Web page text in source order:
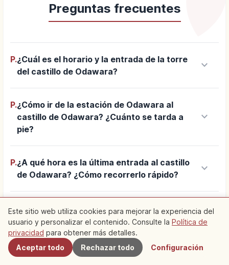
Preguntas frecuentes
P.¿Cuál es el horario y la entrada de la torre
del castillo de Odawara?
keyboard_arrow_down
P.¿Cómo ir de la estación de Odawara al
castillo de Odawara? ¿Cuánto se tarda a
pie?
keyboard_arrow_down
P.¿A qué hora es la última entrada al castillo
de Odawara? ¿Cómo recorrerlo rápido?
keyboard_arrow_down
P.¿Cuáles son los imprescindibles del castillo
de Odawara? ¿Cómo son las vistas desde la
torre?
keyboard_arrow_down
Cercanos
Este sitio web utiliza cookies para mejorar la experiencia del
usuario y personalizar el contenido. Consulte la Política de
privacidad para obtener más detalles.
Aceptar todo
Rechazar todo Configuración